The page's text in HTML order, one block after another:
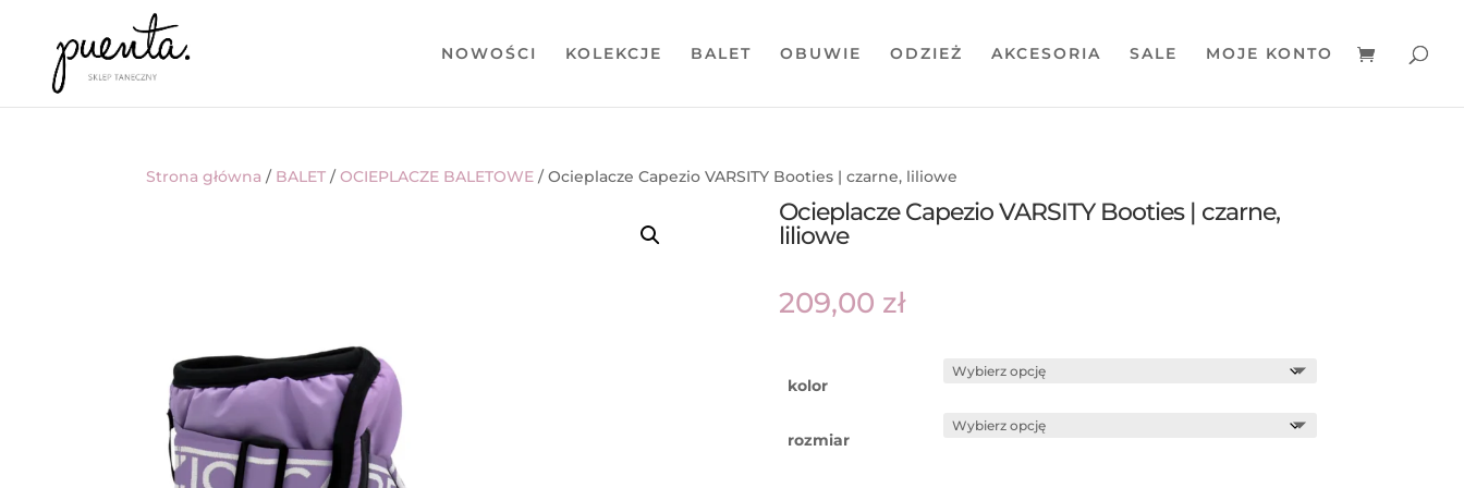
NOWOŚCI KOLEKCJE BALET OBUWIE ODZIEŻ AKCESORIA SALE MOJE KONTO
Strona główna / BALET /OCIEPLACZE BALETOWE / Ocieplacze Capezio VARSITY Booties | czarne, liliowe
Ocieplacze Capezio VARSITY Booties | czarne,
liliowe
209,00 zł
kolor
rozmiar